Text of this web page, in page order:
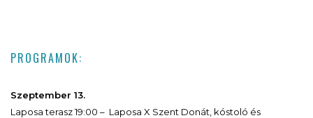
PROGRAMOK:
Szeptember 13.
Laposa terasz 19:00 – Laposa X Szent Donát, kóstoló és